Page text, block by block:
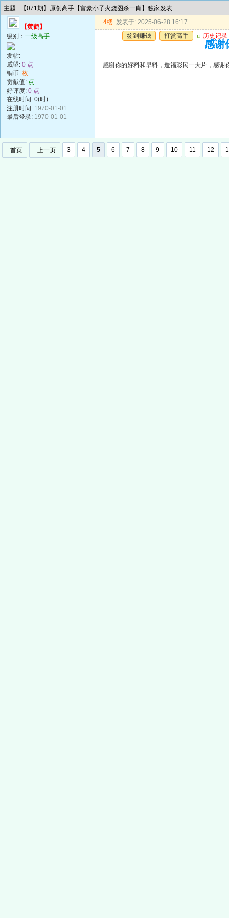
主题 : 【071期】原创高手【富豪小子火烧图杀一肖】独家发表
【黄鹤】
级别： 一级高手
发帖:
威望: 0 点
铜币: 枚
贡献值: 点
好评度: 0 点
在线时间: 0(时)
注册时间: 1970-01-01
最后登录: 1970-01-01
4楼 发表于: 2025-06-28 16:17
签到赚钱
打赏高手 u 历史记录
感谢
感谢你的好料和早料，造福彩民一大片，感谢
首页 上一页 3 4 5 6 7 8 9 10 11 12